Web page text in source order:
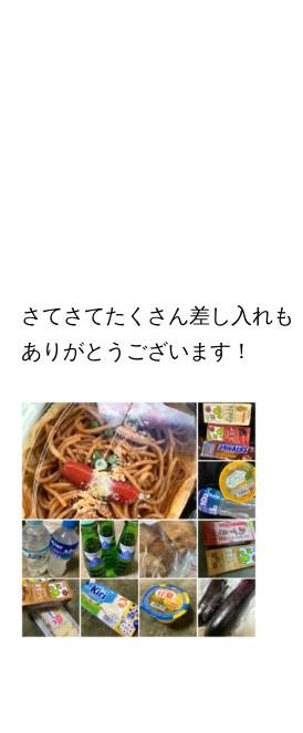
さてさてたくさん差し入れも
ありがとうございます！